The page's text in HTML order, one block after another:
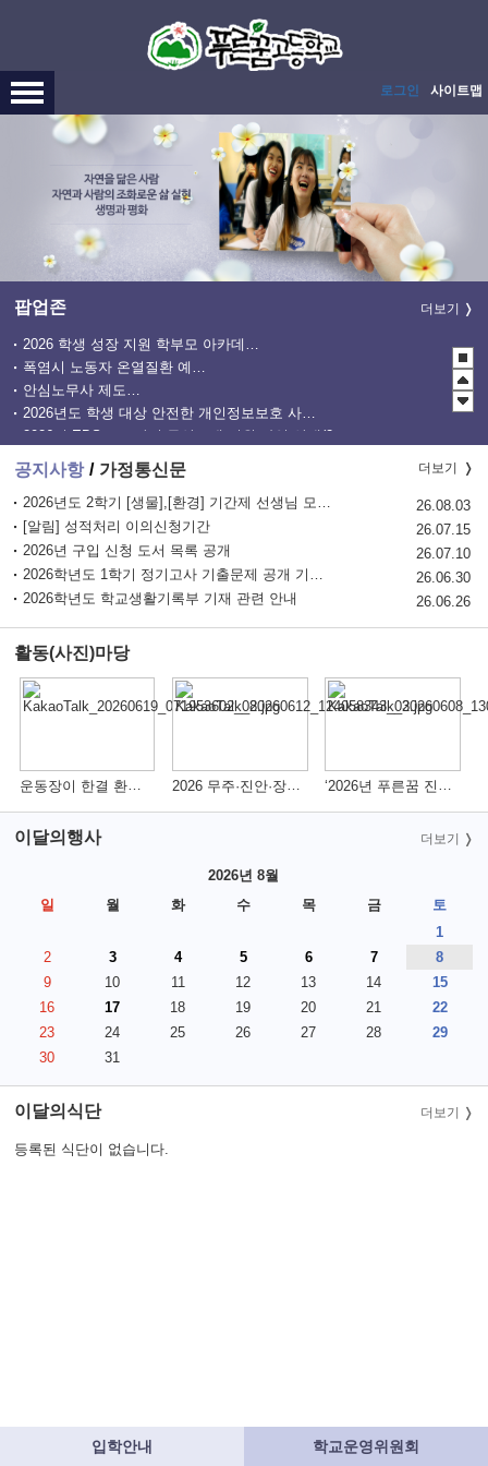
로그인 사이트맵
팝업존 더보기
청소년 도박예방 카드뉴스
2027학년도 EBS 수능연계교재 정오표 안내
관행적 부패행위 등 행동강령 위반 집중신고기간 운영
2026년 EBS 고교강의 무상교재 지원 사업 안내(2학기 2차)
2026년도 학생 대상 안전한 개인정보보호 사례 공모전
안심노무사 제도 홍보
폭염시 노동자 온열질환 예방수칙
2026 학생 성장 지원 학부모 아카데미 운영
2026 환경교육우수학교 재지정 안내
공지사항 더보기
2026년도 2학기 [생물],[환경] 기간제 선생님 모십니다.
26.08.03
[알림] 성적처리 이의신청기간
26.07.15
2026년 구입 신청 도서 목록 공개
26.07.10
2026학년도 1학기 정기고사 기출문제 공개 기간 알림
26.06.30
2026학년도 학교생활기록부 기재 관련 안내
26.06.26
가정통신문
활동(사진)마당
운동장이 한결 환해졌습니다. 2026 무주·진안·장수 함께하는 진로·진학 박람회 ‘2026년 푸른꿈 진로캠프’
이달의행사 더보기
2026년 8월
일
월 화 수 목 금
토
1
2
3 4 5 6 7
8
9
10 11 12 13 14
15
16
17 18 19 20 21
22
23
24 25 26 27 28
29
30
31
이달의식단 더보기
등록된 식단이 없습니다.
입학안내 학교운영위원회